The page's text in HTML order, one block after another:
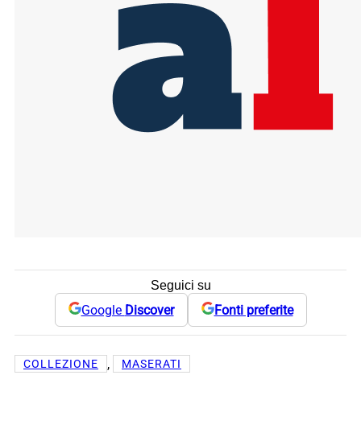
Seguici su
Google Discover Fonti preferite
COLLEZIONE , MASERATI